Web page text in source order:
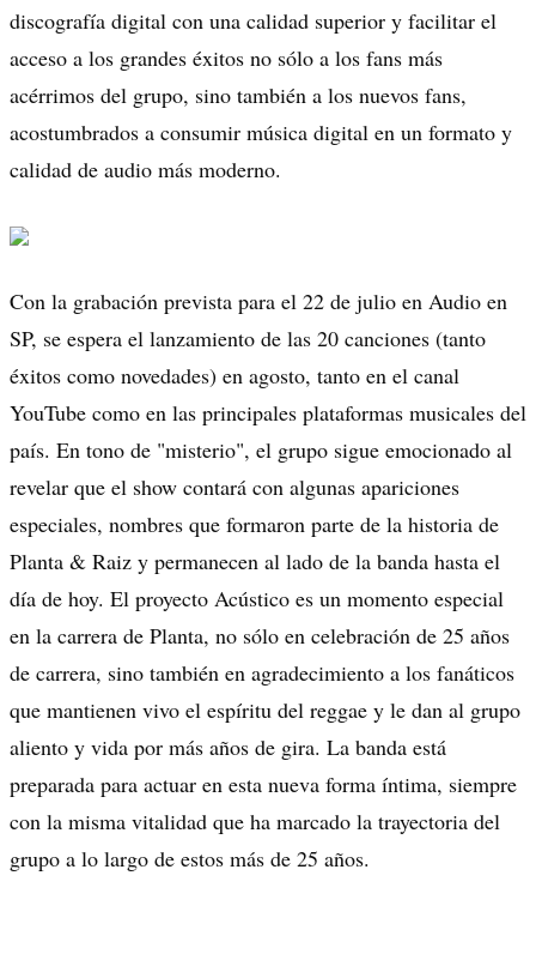
discografía digital con una calidad superior y facilitar el
acceso a los grandes éxitos no sólo a los fans más
acérrimos del grupo, sino también a los nuevos fans,
acostumbrados a consumir música digital en un formato y
calidad de audio más moderno.
Con la grabación prevista para el 22 de julio en Audio en
SP, se espera el lanzamiento de las 20 canciones (tanto
éxitos como novedades) en agosto, tanto en el canal
YouTube como en las principales plataformas musicales del
país. En tono de "misterio", el grupo sigue emocionado al
revelar que el show contará con algunas apariciones
especiales, nombres que formaron parte de la historia de
Planta & Raiz y permanecen al lado de la banda hasta el
día de hoy. El proyecto Acústico es un momento especial
en la carrera de Planta, no sólo en celebración de 25 años
de carrera, sino también en agradecimiento a los fanáticos
que mantienen vivo el espíritu del reggae y le dan al grupo
aliento y vida por más años de gira. La banda está
preparada para actuar en esta nueva forma íntima, siempre
con la misma vitalidad que ha marcado la trayectoria del
grupo a lo largo de estos más de 25 años.